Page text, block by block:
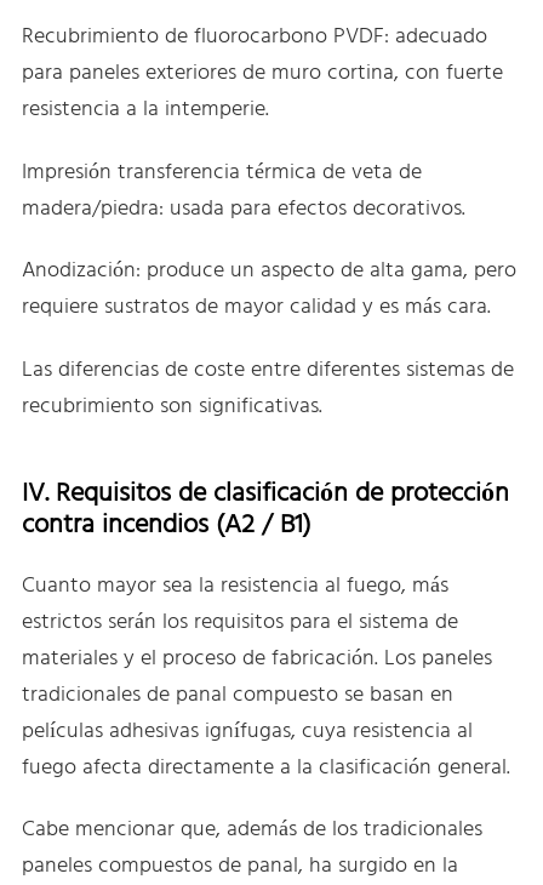
Recubrimiento de fluorocarbono PVDF: adecuado
para paneles exteriores de muro cortina, con fuerte
resistencia a la intemperie.
Impresión transferencia térmica de veta de
madera/piedra: usada para efectos decorativos.
Anodización: produce un aspecto de alta gama, pero
requiere sustratos de mayor calidad y es más cara.
Las diferencias de coste entre diferentes sistemas de
recubrimiento son significativas.
IV. Requisitos de clasificación de protección
contra incendios (A2 / B1)
Cuanto mayor sea la resistencia al fuego, más
estrictos serán los requisitos para el sistema de
materiales y el proceso de fabricación. Los paneles
tradicionales de panal compuesto se basan en
películas adhesivas ignífugas, cuya resistencia al
fuego afecta directamente a la clasificación general.
Cabe mencionar que, además de los tradicionales
paneles compuestos de panal, ha surgido en la